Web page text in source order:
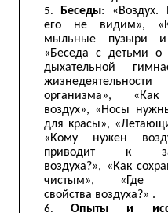
Беседы:
его не видим»,
мыльные пузыри и
«Беседа с детьми о
дыхательной
организма», «Как
воздух», «Носы
для красы»,
«Кому нужен
приводит к
воздуха?», «Как
чистым», «Где
свойства воздуха?» .
Опыты и